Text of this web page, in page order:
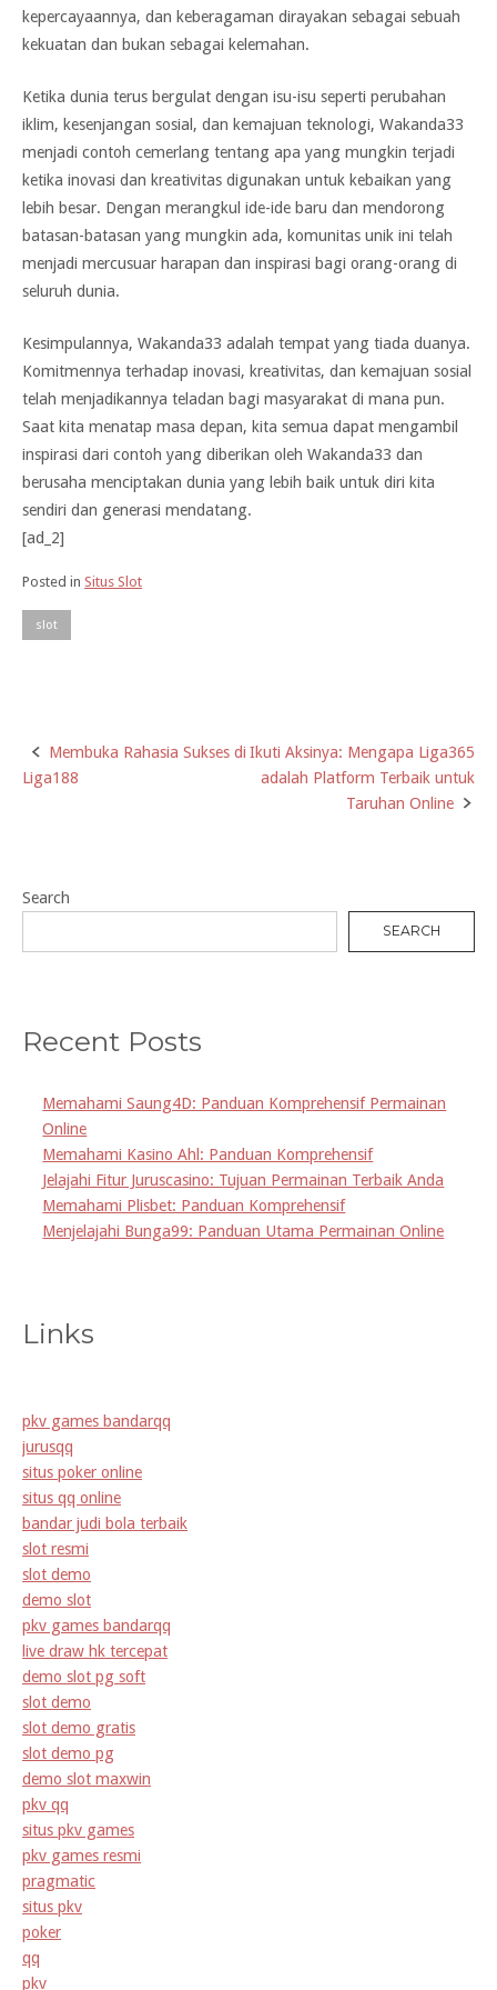
kepercayaannya, dan keberagaman dirayakan sebagai sebuah
kekuatan dan bukan sebagai kelemahan.
Ketika dunia terus bergulat dengan isu-isu seperti perubahan
iklim, kesenjangan sosial, dan kemajuan teknologi, Wakanda33
menjadi contoh cemerlang tentang apa yang mungkin terjadi
ketika inovasi dan kreativitas digunakan untuk kebaikan yang
lebih besar. Dengan merangkul ide-ide baru dan mendorong
batasan-batasan yang mungkin ada, komunitas unik ini telah
menjadi mercusuar harapan dan inspirasi bagi orang-orang di
seluruh dunia.
Kesimpulannya, Wakanda33 adalah tempat yang tiada duanya.
Komitmennya terhadap inovasi, kreativitas, dan kemajuan sosial
telah menjadikannya teladan bagi masyarakat di mana pun.
Saat kita menatap masa depan, kita semua dapat mengambil
inspirasi dari contoh yang diberikan oleh Wakanda33 dan
berusaha menciptakan dunia yang lebih baik untuk diri kita
sendiri dan generasi mendatang.
[ad_2]
Posted in Situs Slot
slot
Post
Membuka Rahasia Sukses di
Liga188
Ikuti Aksinya: Mengapa Liga365
adalah Platform Terbaik untuk
Taruhan Online
Search
SEARCH
Recent Posts
Memahami Saung4D: Panduan Komprehensif Permainan
Online
Memahami Kasino Ahl: Panduan Komprehensif
Jelajahi Fitur Juruscasino: Tujuan Permainan Terbaik Anda
Memahami Plisbet: Panduan Komprehensif
Menjelajahi Bunga99: Panduan Utama Permainan Online
Links
pkv games bandarqq
jurusqq
situs poker online
situs qq online
bandar judi bola terbaik
slot resmi
slot demo
demo slot
pkv games bandarqq
live draw hk tercepat
demo slot pg soft
slot demo
slot demo gratis
slot demo pg
demo slot maxwin
pkv qq
situs pkv games
pkv games resmi
pragmatic
situs pkv
poker
qq
pkv